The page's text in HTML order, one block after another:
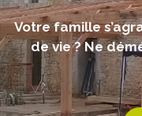
Votre famille
de vie ? Ne